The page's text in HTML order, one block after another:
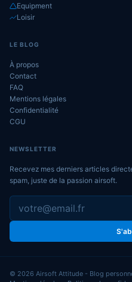
Equipment
Loisir
LE BLOG
À propos
Contact
FAQ
Mentions légales
Confidentialité
CGU
NEWSLETTER
Recevez mes derniers articles
spam, juste de la passion airsoft.
© 2026 Airsoft Attitude - Blog